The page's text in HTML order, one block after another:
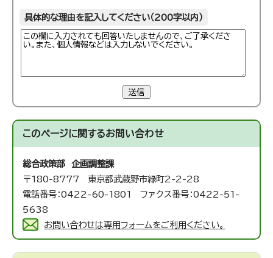
具体的な理由を記入してください（200字以内）
送信
このページに関するお問い合わせ
総合政策部 企画調整課
〒180-8777 東京都武蔵野市緑町2-2-28
電話番号：0422-60-1801 ファクス番号：0422-51-
5638
お問い合わせは専用フォームをご利用ください。